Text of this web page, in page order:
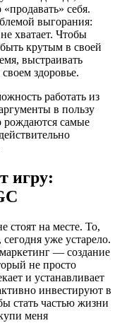
себя.
выгорания:
хватает. Чтобы
крутым в своей
выстраивать
здоровье.
работать из
в пользу
рождаются самые
игру:
стоят на месте. То,
уже устарело.
— создание
не просто
и устанавливает
инвестируют в
стать частью жизни
меня